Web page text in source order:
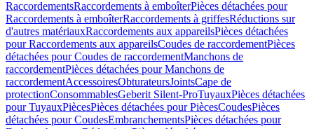
RaccordementsRaccordements à emboîterPièces détachées pour
Raccordements à emboîterRaccordements à griffesRéductions sur
d'autres matériauxRaccordements aux appareilsPièces détachées
pour Raccordements aux appareilsCoudes de raccordementPièces
détachées pour Coudes de raccordementManchons de
raccordementPièces détachées pour Manchons de
raccordementAccessoiresObturateursJointsCape de
protectionConsommablesGeberit Silent-ProTuyauxPièces détachées
pour TuyauxPiècesPièces détachées pour PiècesCoudesPièces
détachées pour CoudesEmbranchementsPièces détachées pour